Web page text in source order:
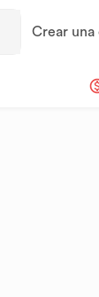
Crear una